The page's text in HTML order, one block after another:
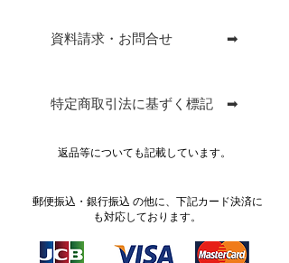
資料請求・お問合せ ➡
特定商取引法に基ずく標記 ➡
返品等についても記載しています。
郵便振込・銀行振込 の他に、下記カード決済に
も対応しております。